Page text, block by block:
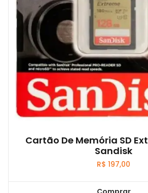
Cartão De Memória SD
Sandisk
R$ 197,00